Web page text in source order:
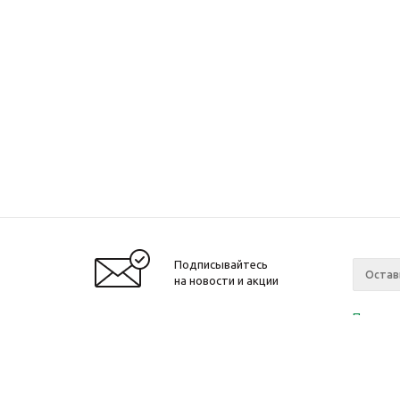
Подписывайтесь
на новости и акции